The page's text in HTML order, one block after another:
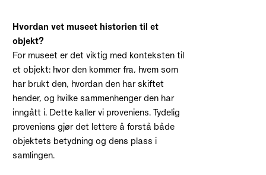
Hvordan vet museet historien til et
objekt?
For museet er det viktig med konteksten til
et objekt: hvor den kommer fra, hvem som
har brukt den, hvordan den har skiftet
hender, og hvilke sammenhenger den har
inngått i. Dette kaller vi proveniens. Tydelig
proveniens gjør det lettere å forstå både
objektets betydning og dens plass i
samlingen.